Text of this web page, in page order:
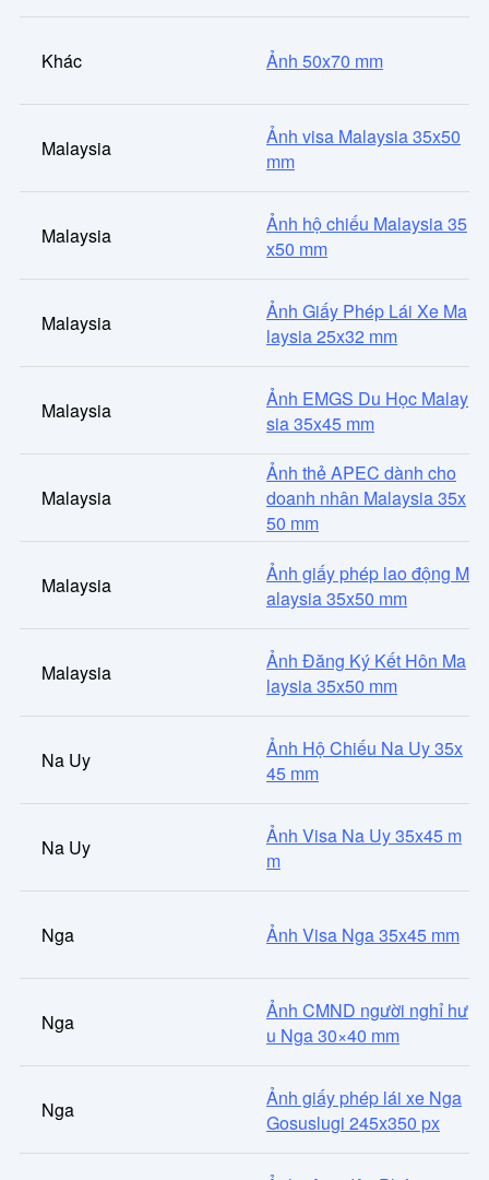
Khác Ảnh 50x70 mm
Malaysia
Ảnh visa Malaysia 35x50
mm
Malaysia
Ảnh hộ chiếu Malaysia 35
x50 mm
Malaysia
Ảnh Giấy Phép Lái Xe Ma
laysia 25x32 mm
Malaysia
Ảnh EMGS Du Học Malay
sia 35x45 mm
Malaysia
Ảnh thẻ APEC dành cho
doanh nhân Malaysia 35x
50 mm
Malaysia
Ảnh giấy phép lao động M
alaysia 35x50 mm
Malaysia
Ảnh Đăng Ký Kết Hôn Ma
laysia 35x50 mm
Na Uy
Ảnh Hộ Chiếu Na Uy 35x
45 mm
Na Uy
Ảnh Visa Na Uy 35x45 m
m
Nga Ảnh Visa Nga 35x45 mm
Nga
Ảnh CMND người nghỉ hư
u Nga 30×40 mm
Nga
Ảnh giấy phép lái xe Nga
Gosuslugi 245x350 px